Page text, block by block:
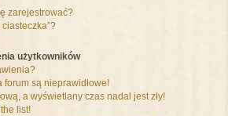
zarejestrować?
użytkowników
są nieprawidłowe!
a wyświetlany czas nadal jest zły!
list!